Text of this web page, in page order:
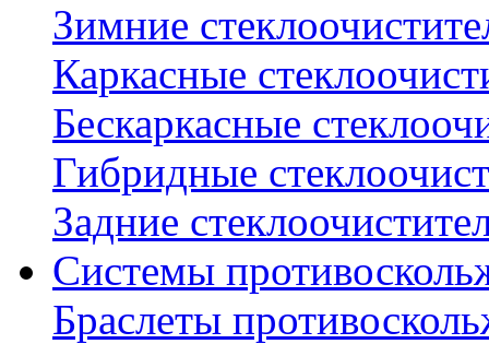
Зимние
Каркасные
Бескаркасные
Гибридные
Задние
Системы
Браслеты